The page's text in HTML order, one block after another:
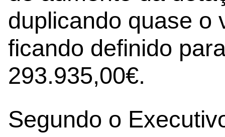
duplicando quase o
ficando definido
293.935,00€.
Segundo o